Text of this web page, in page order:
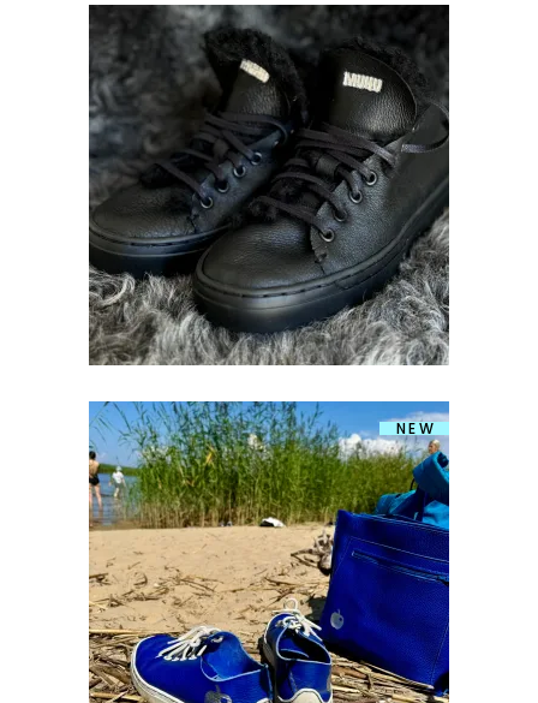
LAMBANAHKSED TENNISED
€249.00
NEW
TENNISTE TÖÖTUBA
€149.00